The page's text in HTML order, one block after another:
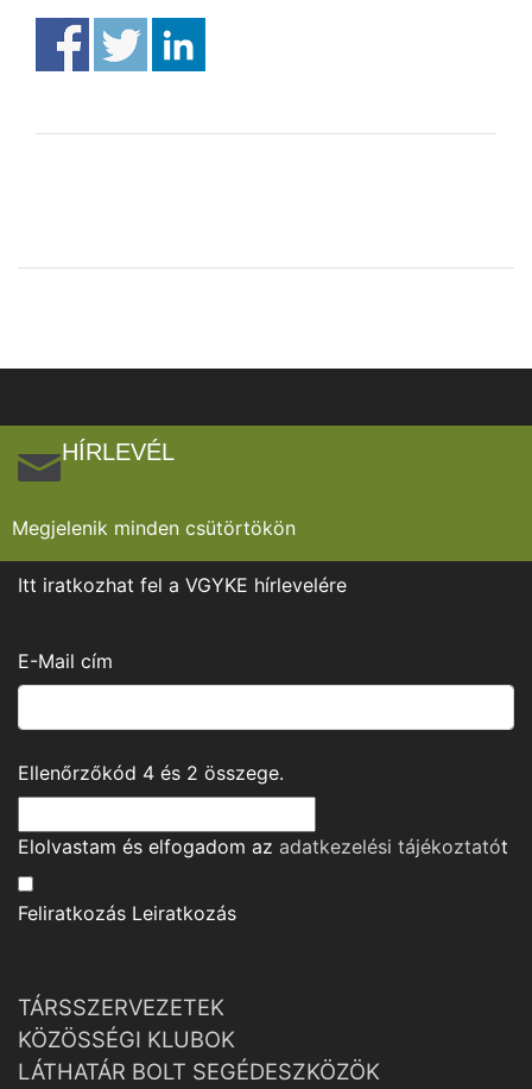
HÍRLEVÉL
Megjelenik minden csütörtökön
Itt iratkozhat fel a VGYKE hírlevelére
E-Mail cím
Ellenőrzőkód 4 és 2 összege.
Elolvastam és elfogadom az adatkezelési tájékoztatót
Feliratkozás Leiratkozás
TÁRSSZERVEZETEK
KÖZÖSSÉGI KLUBOK
LÁTHATÁR BOLT SEGÉDESZKÖZÖK